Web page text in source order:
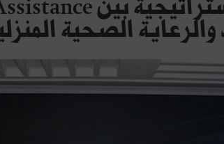
الصحية